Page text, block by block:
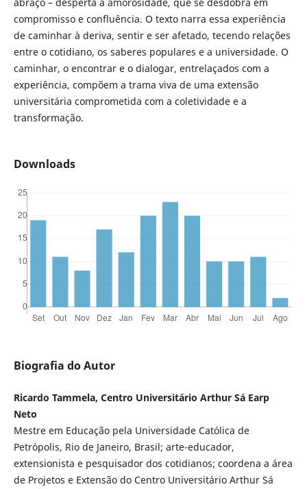
compromisso e confluência. O texto narra essa experiência
de caminhar à deriva, sentir e ser afetado, tecendo relações
entre o cotidiano, os saberes populares e a universidade. O
caminhar, o encontrar e o dialogar, entrelaçados com a
experiência, compõem a trama viva de uma extensão
universitária comprometida com a coletividade e a
transformação.
Downloads
Biografia do Autor
Ricardo Tammela, Centro Universitário Arthur Sá Earp
Neto
Mestre em Educação pela Universidade Católica de
Petrópolis, Rio de Janeiro, Brasil; arte-educador,
extensionista e pesquisador dos cotidianos; coordena a área
de Projetos e Extensão do Centro Universitário Arthur Sá